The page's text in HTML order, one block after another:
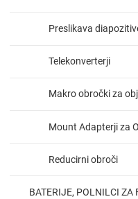
Preslikava
Telekonverterji
Makro obročki za
Mount Adapterji za
Reducirni obroči
BATERIJE, POLNILCI ZA